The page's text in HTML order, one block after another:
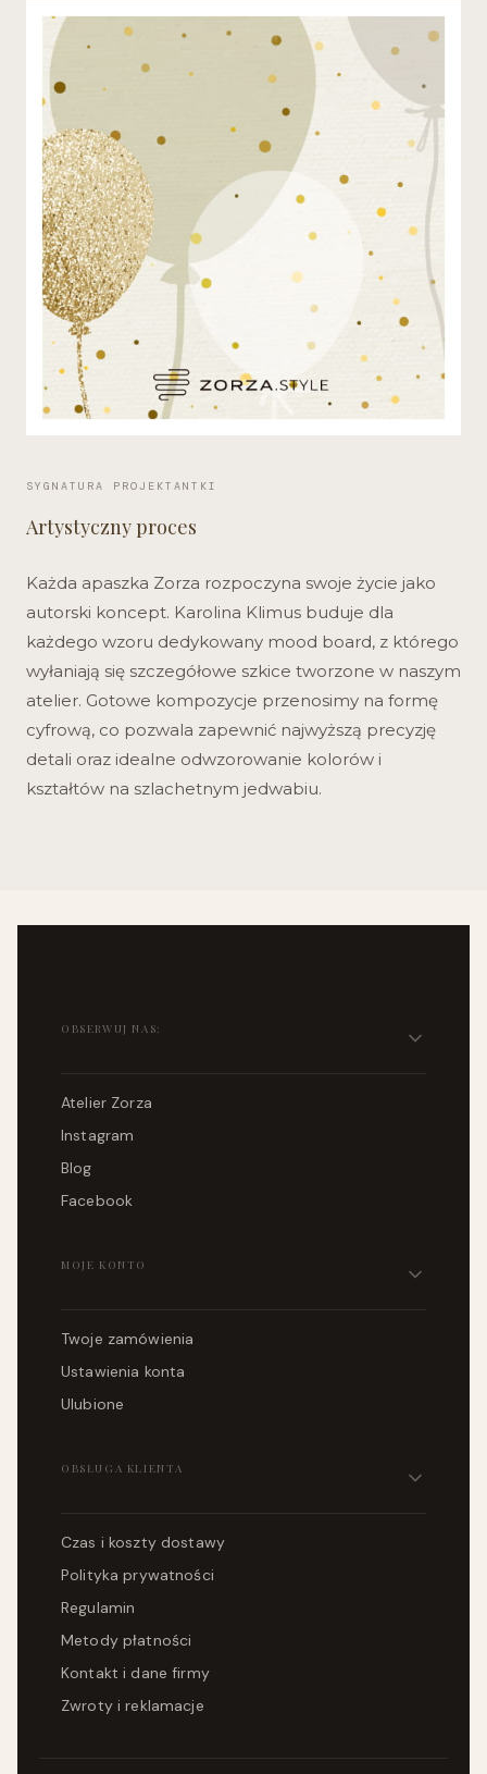
SYGNATURA PROJEKTANTKI
Artystyczny proces
Każda apaszka Zorza rozpoczyna swoje życie jako
autorski koncept. Karolina Klimus buduje dla
każdego wzoru dedykowany mood board, z którego
wyłaniają się szczegółowe szkice tworzone w naszym
atelier. Gotowe kompozycje przenosimy na formę
cyfrową, co pozwala zapewnić najwyższą precyzję
detali oraz idealne odwzorowanie kolorów i
kształtów na szlachetnym jedwabiu.
OBSERWUJ NAS:
Atelier Zorza
Instagram
Blog
Facebook
MOJE KONTO
Twoje zamówienia
Ustawienia konta
Ulubione
OBSŁUGA KLIENTA
Czas i koszty dostawy
Polityka prywatności
Regulamin
Metody płatności
Kontakt i dane firmy
Zwroty i reklamacje